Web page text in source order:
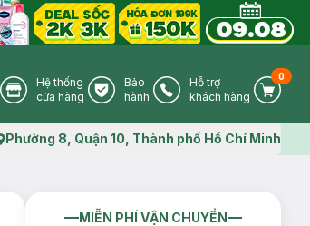
Store Icon
Hệ thống
cửa hàng
Warranty Icon
Bảo
hành
Phone Icon
Hỗ trợ
khách hàng
Cart
0
Map icon
Phường 8, Quận 10, Thành phố Hồ Chí Minh
MIỄN PHÍ VẬN CHUYỂN